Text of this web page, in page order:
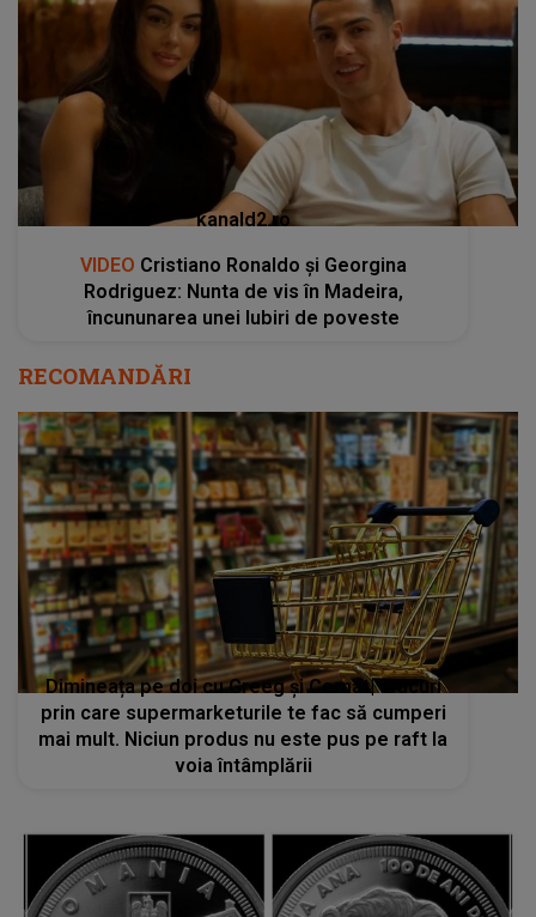
kanald2.ro
VIDEO Cristiano Ronaldo și Georgina
Rodriguez: Nunta de vis în Madeira,
încununarea unei Iubiri de poveste
RECOMANDĂRI
Dimineața pe doi cu Greeg și Cernat| Trucuri
prin care supermarketurile te fac să cumperi
mai mult. Niciun produs nu este pus pe raft la
voia întâmplării